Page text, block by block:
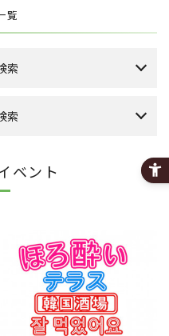
覧
索
メゾン側吹き抜け）
索
月
6 7
8
13 14
15
21
22
28
29
ベント